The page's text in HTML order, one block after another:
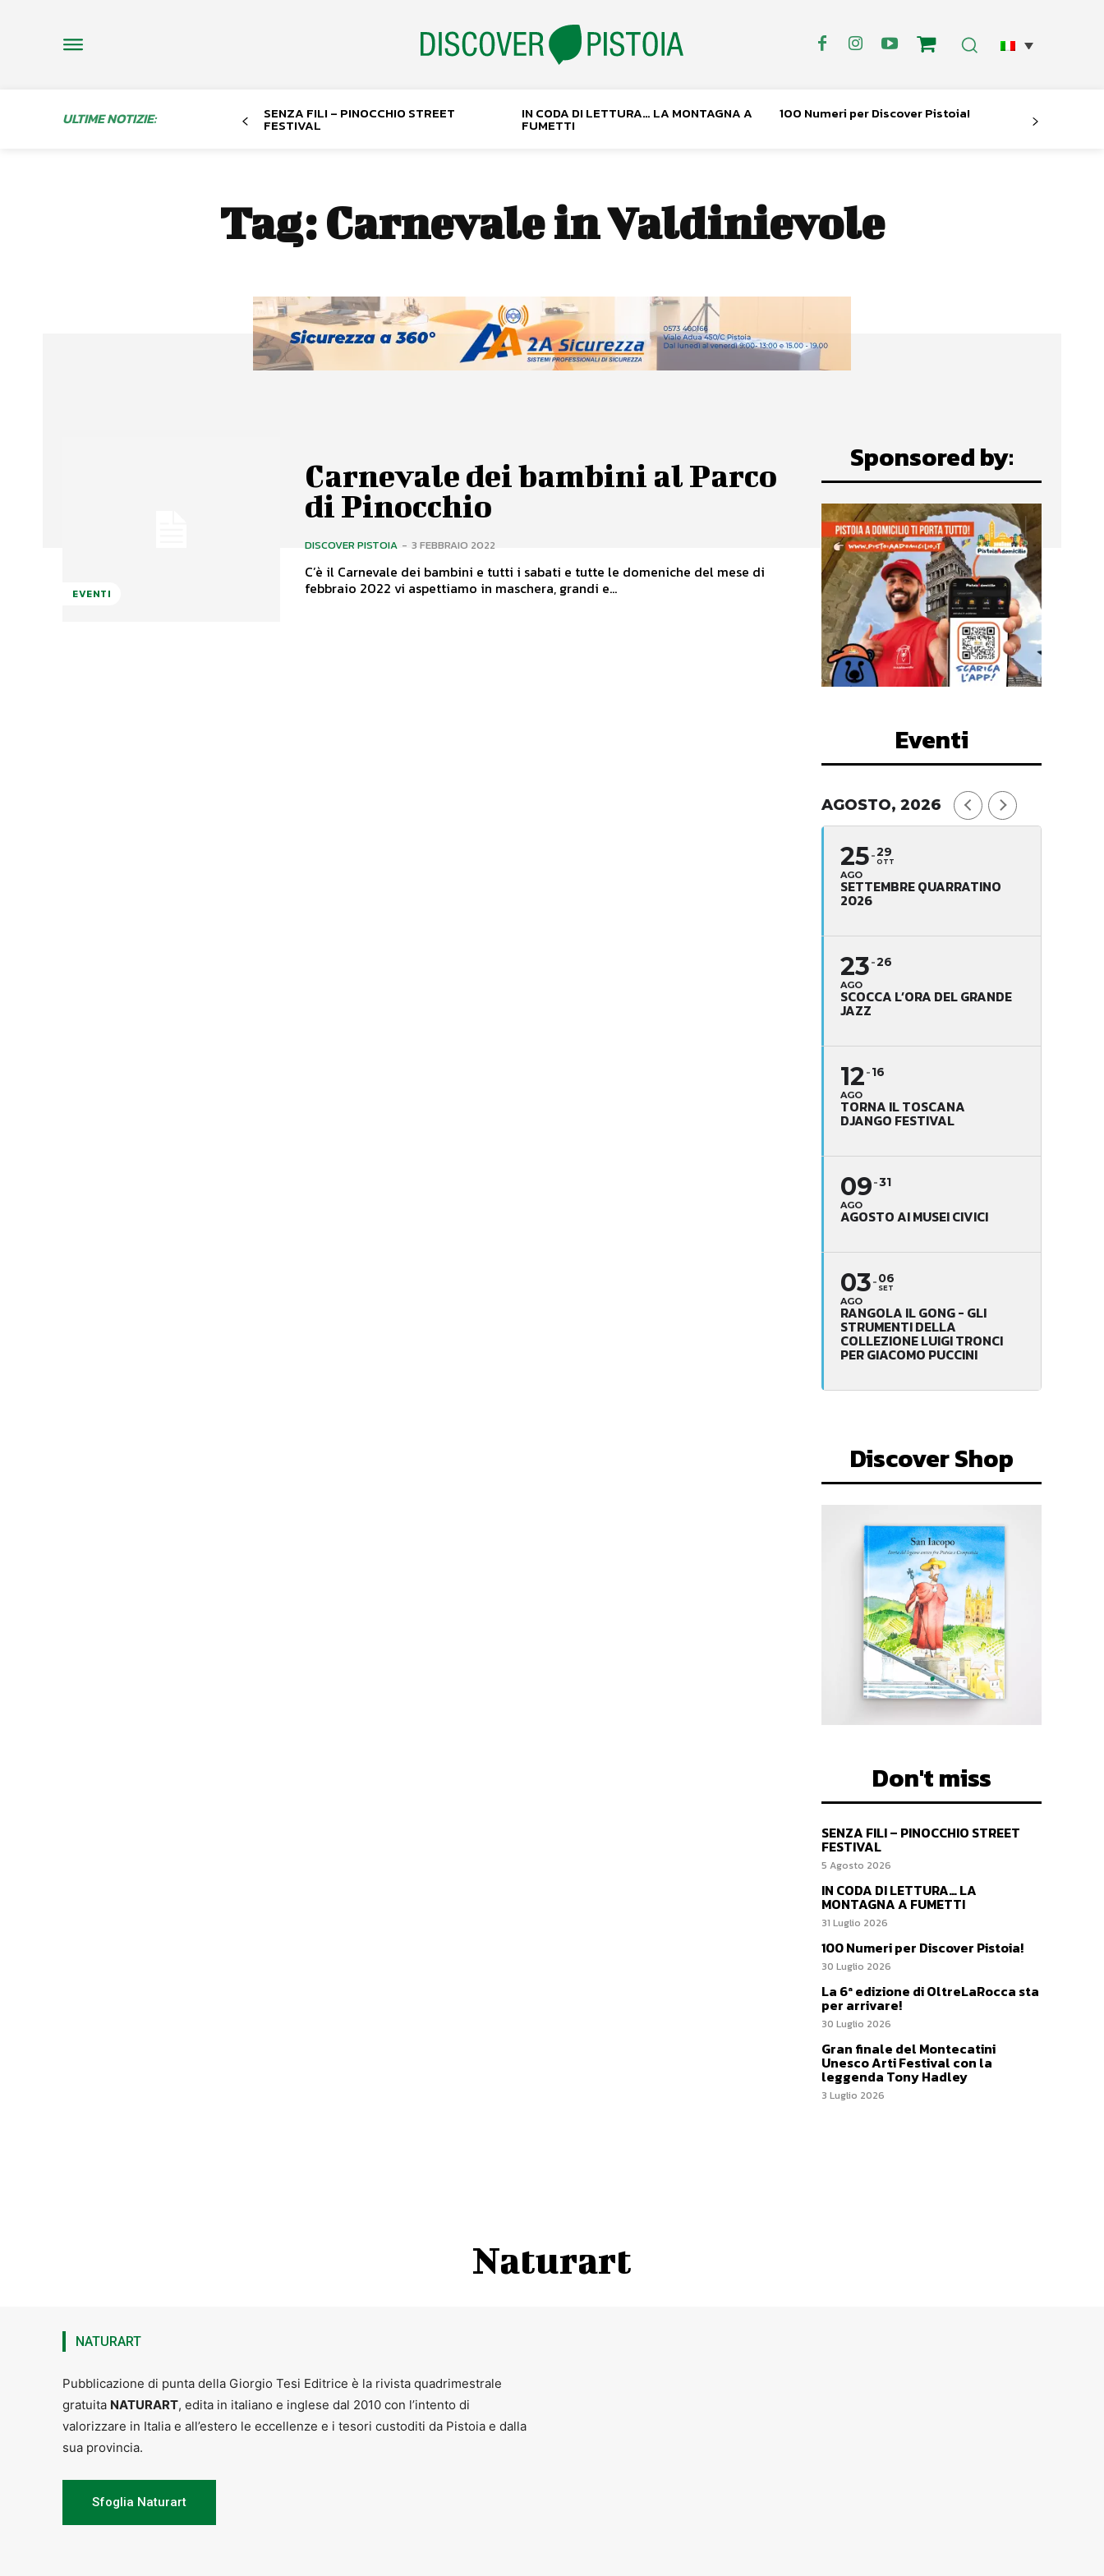
ULTIME NOTIZIE: SENZA FILI – PINOCCHIO STREET
FESTIVAL
IN CODA DI LETTURA… LA MONTAGNA A
FUMETTI
100 Numeri per Discover Pistoia!
Tag:Carnevale in Valdinievole
EVENTI
Carnevale dei bambini al Parco
di Pinocchio
DISCOVER PISTOIA - 3 FEBBRAIO 2022
C’è il Carnevale dei bambini e tutti i sabati e tutte le domeniche del mese di
febbraio 2022 vi aspettiamo in maschera, grandi e...
Sponsored by:
Eventi
AGOSTO, 2026
25
AGO
29
OTT
SETTEMBRE QUARRATINO
2026
23
AGO
26
SCOCCA L’ORA DEL GRANDE
JAZZ
12
AGO
16
TORNA IL TOSCANA
DJANGO FESTIVAL
09
AGO
31
AGOSTO AI MUSEI CIVICI
03
AGO
06
SET
RANGOLA IL GONG - GLI
STRUMENTI DELLA
COLLEZIONE LUIGI TRONCI
PER GIACOMO PUCCINI
Discover Shop
Don't miss
SENZA FILI – PINOCCHIO STREET
FESTIVAL
5 Agosto 2026
IN CODA DI LETTURA… LA
MONTAGNA A FUMETTI
31 Luglio 2026
100 Numeri per Discover Pistoia!
30 Luglio 2026
La 6ª edizione di OltreLaRocca sta
per arrivare!
30 Luglio 2026
Gran finale del Montecatini
Unesco Arti Festival con la
leggenda Tony Hadley
3 Luglio 2026
Naturart
NATURART
Pubblicazione di punta della Giorgio Tesi Editrice è la rivista quadrimestrale
gratuita NATURART, edita in italiano e inglese dal 2010 con l’intento di
valorizzare in Italia e all’estero le eccellenze e i tesori custoditi da Pistoia e dalla
sua provincia.
Sfoglia Naturart